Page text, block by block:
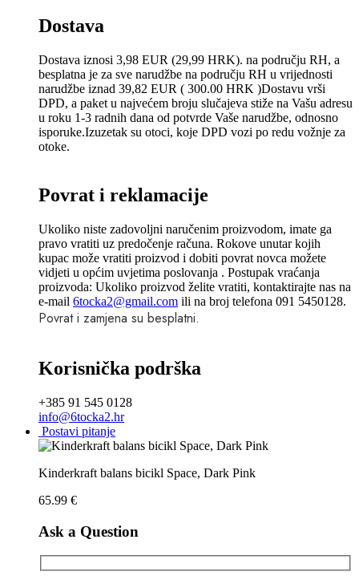
Dostava
Dostava iznosi 3,98 EUR (29,99 HRK). na području RH, a
besplatna je za sve narudžbe na području RH u vrijednosti
narudžbe iznad 39,82 EUR ( 300.00 HRK )Dostavu vrši
DPD, a paket u najvećem broju slučajeva stiže na Vašu adresu
u roku 1-3 radnih dana od potvrde Vaše narudžbe, odnosno
isporuke.Izuzetak su otoci, koje DPD vozi po redu vožnje za
otoke.
Povrat i reklamacije
Ukoliko niste zadovoljni naručenim proizvodom, imate ga
pravo vratiti uz predočenje računa. Rokove unutar kojih
kupac može vratiti proizvod i dobiti povrat novca možete
vidjeti u općim uvjetima poslovanja . Postupak vraćanja
proizvoda: Ukoliko proizvod želite vratiti, kontaktirajte nas na
e-mail 6tocka2@gmail.com ili na broj telefona 091 5450128.
Povrat i zamjena su besplatni.
Korisnička podrška
+385 91 545 0128
info@6tocka2.hr
Postavi pitanje
Kinderkraft balans bicikl Space, Dark Pink
65.99 €
Ask a Question